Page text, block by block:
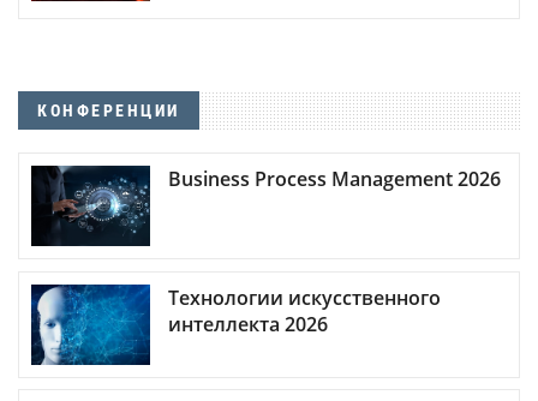
КОНФЕРЕНЦИИ
Business Process Management 2026
Технологии искусственного
интеллекта 2026